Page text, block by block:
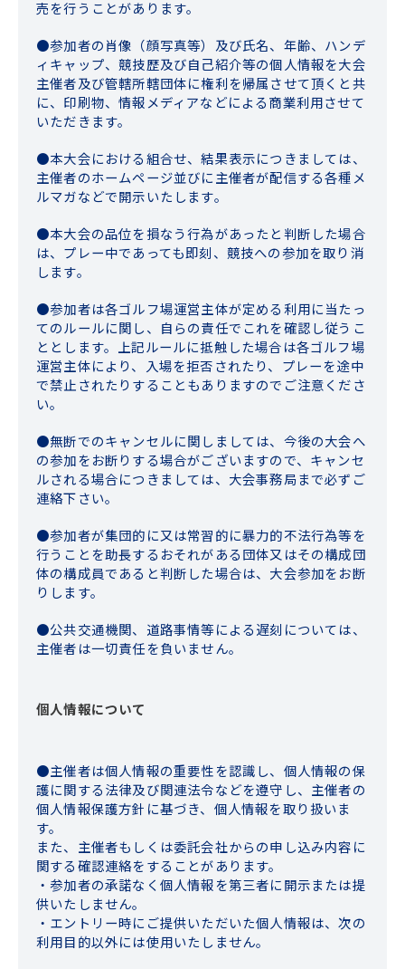
売を行うことがあります。
参加者の肖像（顔写真等）及び氏名、年齢、ハンデ
ィキャップ、競技歴及び自己紹介等の個人情報を大会
主催者及び管轄所轄団体に権利を帰属させて頂くと共
に、印刷物、情報メディアなどによる商業利用させて
いただきます。
本大会における組合せ、結果表示につきましては、
主催者のホームページ並びに主催者が配信する各種メ
ルマガなどで開示いたします。
本大会の品位を損なう行為があったと判断した場合
は、プレー中であっても即刻、競技への参加を取り消
します。
参加者は各ゴルフ場運営主体が定める利用に当たっ
てのルールに関し、自らの責任でこれを確認し従うこ
ととします。上記ルールに抵触した場合は各ゴルフ場
運営主体により、入場を拒否されたり、プレーを途中
で禁止されたりすることもありますのでご注意くださ
い。
無断でのキャンセルに関しましては、今後の大会へ
の参加をお断りする場合がございますので、キャンセ
ルされる場合につきましては、大会事務局まで必ずご
連絡下さい。
参加者が集団的に又は常習的に暴力的不法行為等を
行うことを助長するおそれがある団体又はその構成団
体の構成員であると判断した場合は、大会参加をお断
りします。
公共交通機関、道路事情等による遅刻については、
主催者は一切責任を負いません。
個人情報について
主催者は個人情報の重要性を認識し、個人情報の保
護に関する法律及び関連法令などを遵守し、主催者の
個人情報保護方針に基づき、個人情報を取り扱いま
す。
また、主催者もしくは委託会社からの申し込み内容に
関する確認連絡をすることがあります。
・参加者の承諾なく個人情報を第三者に開示または提
供いたしません。
・エントリー時にご提供いただいた個人情報は、次の
利用目的以外には使用いたしません。